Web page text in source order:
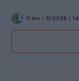
0 km 9/2026